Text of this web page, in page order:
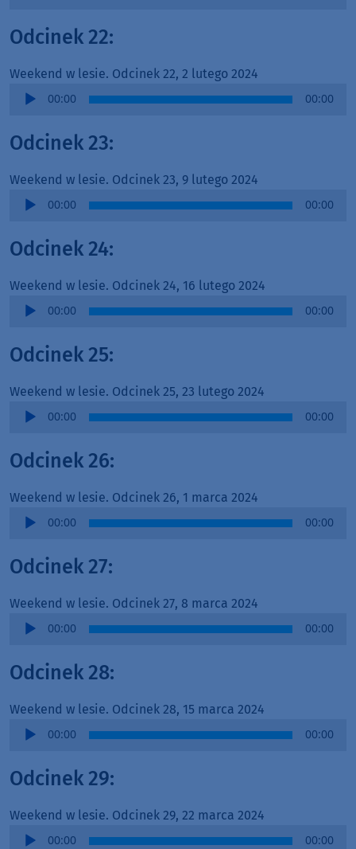
Odcinek 22:
Weekend w lesie. Odcinek 22, 2 lutego 2024
Audio
00:00 00:00
Odcinek 23:
Weekend w lesie. Odcinek 23, 9 lutego 2024
Audio
00:00 00:00
Odcinek 24:
Weekend w lesie. Odcinek 24, 16 lutego 2024
Audio
00:00 00:00
Odcinek 25:
Weekend w lesie. Odcinek 25, 23 lutego 2024
Audio
00:00 00:00
Odcinek 26:
Weekend w lesie. Odcinek 26, 1 marca 2024
Audio
00:00 00:00
Odcinek 27:
Weekend w lesie. Odcinek 27, 8 marca 2024
Audio
00:00 00:00
Odcinek 28:
Weekend w lesie. Odcinek 28, 15 marca 2024
Audio
00:00 00:00
Odcinek 29:
Weekend w lesie. Odcinek 29, 22 marca 2024
Audio
00:00 00:00